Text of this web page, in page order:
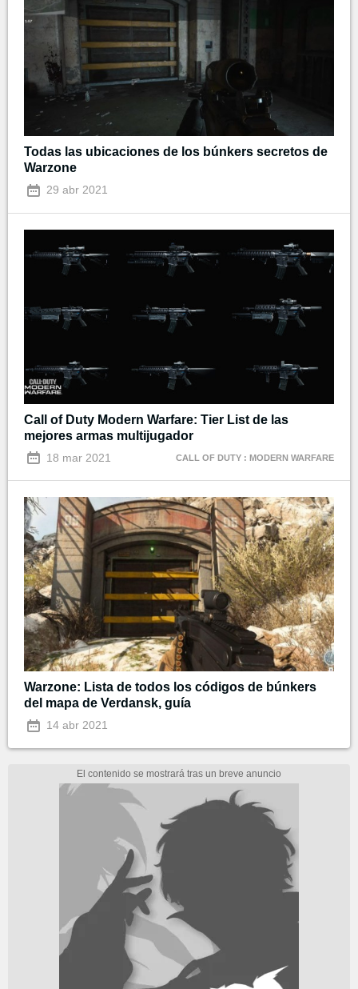
Todas las ubicaciones de los búnkers secretos de
Warzone
29 abr 2021
Call of Duty Modern Warfare: Tier List de las
mejores armas multijugador
18 mar 2021 CALL OF DUTY : MODERN WARFARE
Warzone: Lista de todos los códigos de búnkers
del mapa de Verdansk, guía
14 abr 2021